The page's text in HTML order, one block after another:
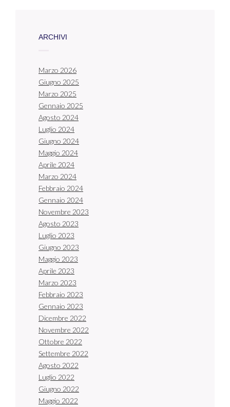
ARCHIVI
Marzo 2026
Giugno 2025
Marzo 2025
Gennaio 2025
Agosto 2024
Luglio 2024
Giugno 2024
Maggio 2024
Aprile 2024
Marzo 2024
Febbraio 2024
Gennaio 2024
Novembre 2023
Agosto 2023
Luglio 2023
Giugno 2023
Maggio 2023
Aprile 2023
Marzo 2023
Febbraio 2023
Gennaio 2023
Dicembre 2022
Novembre 2022
Ottobre 2022
Settembre 2022
Agosto 2022
Luglio 2022
Giugno 2022
Maggio 2022